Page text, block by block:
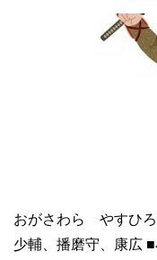
おがさわら やすひろ
少輔、播磨守、康広